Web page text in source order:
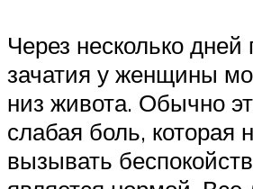
Через несколько дней
зачатия у женщины
низ живота. Обычно
слабая боль, которая
вызывать